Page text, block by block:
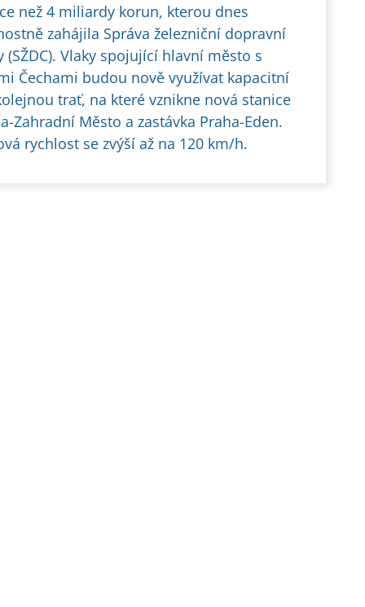
než 4 miliardy korun, kterou dnes
zahájila Správa železniční dopravní
(SŽDC). Vlaky spojující hlavní město s
Čechami budou nově využívat kapacitní
trať, na které vznikne nová stanice
Zahradní Město a zastávka Praha-Eden.
rychlost se zvýší až na 120 km/h.